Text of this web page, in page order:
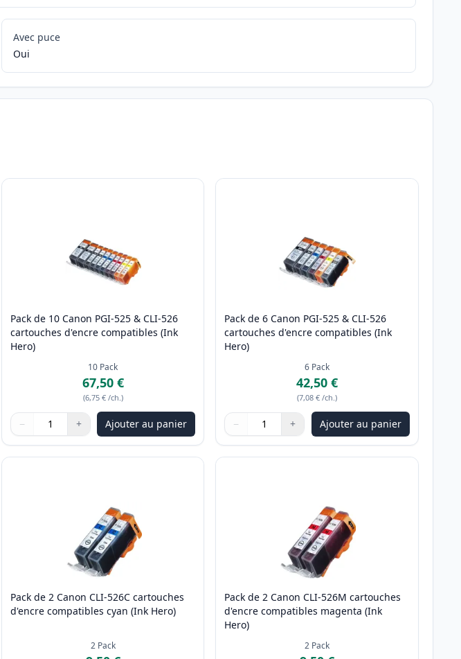
Avec puce
Oui
Pack de 10 Canon PGI-525 & CLI-526
cartouches d'encre compatibles (Ink
Hero)
10 Pack
67,50 €
(6,75 € /ch.)
Quantité
Utilisez les boutons pour ajuster
− +
Quantité: Ajouter au panier
Pack de 6 Canon PGI-525 & CLI-526
cartouches d'encre compatibles (Ink
Hero)
6 Pack
42,50 €
(7,08 € /ch.)
Quantité
Utilisez les boutons pour ajuster
− +
Quantité Ajouter au panier
Pack de 2 Canon CLI-526C cartouches
d'encre compatibles cyan (Ink Hero)
2 Pack
Pack de 2 Canon CLI-526M cartouches
d'encre compatibles magenta (Ink
Hero)
2 Pack